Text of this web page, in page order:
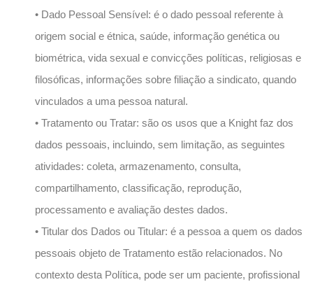
• Dado Pessoal Sensível: é o dado pessoal referente à
origem social e étnica, saúde, informação genética ou
biométrica, vida sexual e convicções políticas, religiosas e
filosóficas, informações sobre filiação a sindicato, quando
vinculados a uma pessoa natural.
• Tratamento ou Tratar: são os usos que a Knight faz dos
dados pessoais, incluindo, sem limitação, as seguintes
atividades: coleta, armazenamento, consulta,
compartilhamento, classificação, reprodução,
processamento e avaliação destes dados.
• Titular dos Dados ou Titular: é a pessoa a quem os dados
pessoais objeto de Tratamento estão relacionados. No
contexto desta Política, pode ser um paciente, profissional